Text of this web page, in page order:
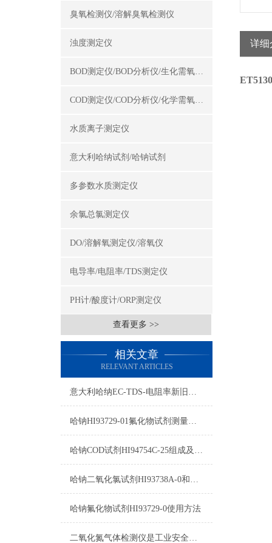
臭氧检测仪/溶解臭氧检测仪
浊度测定仪
BOD测定仪/BOD分析仪/生化需氧量测定仪
COD测定仪/COD分析仪/化学需氧量测定仪
水质离子测定仪
意大利哈纳试剂/哈钠试剂
多参数水质测定仪
余氯总氯测定仪
DO/溶解氧测定仪/溶氧仪
电导率/电阻率/TDS测定仪
PH计/酸度计/ORP测定仪
查看更多 >>
相关文章
RELEVANT ARTICLES
意大利哈纳EC-TDS-电阻率新旧型号对照表2015
哈钠HI93729-01氟化物试剂测量原理/量程/操作方法
哈钠COD试剂HI94754C-25组成及测量范围
哈钠二氧化氯试剂HI93738A-0和HI93738B-0使用方法
哈钠氟化物试剂HI93729-0使用方法
二氧化氮气体检测仪是工业安全生产中*的防护设备
详细